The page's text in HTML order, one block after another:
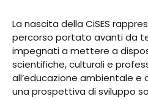
La nascita della CiSES
percorso portato avanti da
impegnati a mettere a
scientifiche, culturali e
all’educazione ambientale e
una prospettiva di sviluppo